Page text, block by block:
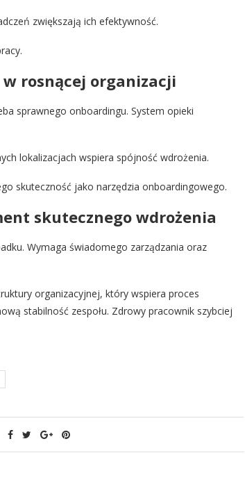
zwiększają ich efektywność.
rosnącej organizacji
sprawnego onboardingu. System opieki
lokalizacjach wspiera spójność wdrożenia.
skuteczność jako narzędzia onboardingowego.
skutecznego wdrożenia
Wymaga świadomego zarządzania oraz
organizacyjnej, który wspiera proces
stabilność zespołu. Zdrowy pracownik szybciej